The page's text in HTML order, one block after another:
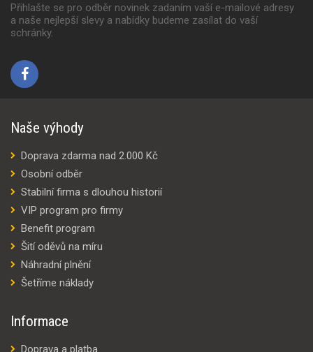
Přihlašte se pro odběr novinek zadaním vaší e-mailové adresy
a naše nejlepší slevy a nabídky budeme zasílat do vaší
schránky.
Naše výhody
Doprava zdarma nad 2.000 Kč
Osobní odběr
Stabilní firma s dlouhou historií
VIP program pro firmy
Benefit program
Šití oděvů na míru
Náhradní plnění
Šetříme náklady
Informace
Doprava a platba